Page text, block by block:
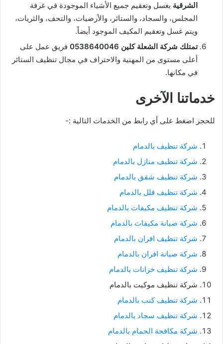
الشرقية بغسل وتعقيم جميع الأشياء الموجودة في غرفة
المجلس، والسجاد، والستائر، والأرضيات، والتحف، والثريات،
ويتم غسل وتعقيم المكيف الموجود أيضاً.
تمتلك شركة الشعلة كلين 0538640046
فريق عمل على
أعلى مستوى من المهنية والاحتراف في مجال تنظيف الستائر
في مكانها.
خدماتنا الآخرى
للحجز اضغط على أي رابط من الخدمات التالية :-
شركة تنظيف بالدمام
شركة تنظيف منازل بالدمام
شركة تنظيف شقق بالدمام
شركة تنظيف فلل بالدمام
شركة تنظيف مكيفات بالدمام
شركة صيانة مكيفات بالدمام
شركة تنظيف افران بالدمام
شركة صيانة افران بالدمام
شركة تنظيف خزانات بالدمام
شركة تنظيف موكيت بالدمام
شركة تنظيف كنب بالدمام
شركة تنظيف سجاد بالدمام
شركة مكافحة الحمام بالدمام